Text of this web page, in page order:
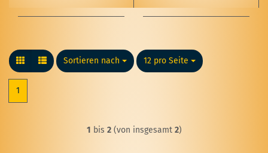
Sortieren nach
Sortieren nach 12 pro Seite
pro Seite
1
1 bis 2(von insgesamt 2)